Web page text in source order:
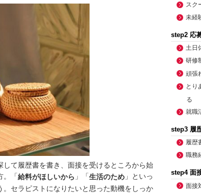
て履歴書を書き、面接を受けるところから始
。「給料がほしいから 」「生活のため 」といっ
セラピストになりたいと思った動機をしっか
スク
未経
step2 応
土日
研修
頑張
とり
る
就職
step3 履
履歴
職務
step4 面
面接